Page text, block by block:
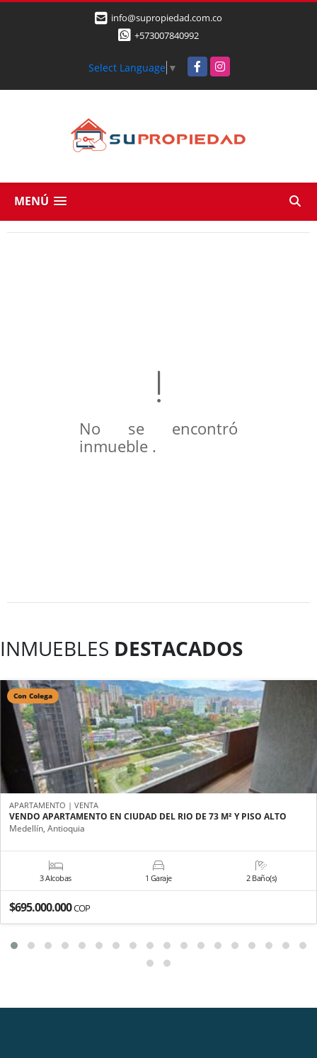
info@supropiedad.com.co
+573007840992
Select Language ▼ FacebookInstagram
MENÚ
No se encontró
inmueble .
INMUEBLES DESTACADOS
Con Colega
APARTAMENTO | VENTA
VENDO APARTAMENTO EN CIUDAD DEL RIO DE 73 M² Y PISO ALTO
Medellín, Antioquia
3 Alcobas 1 Garaje 2 Baño(s)
$695.000.000COP